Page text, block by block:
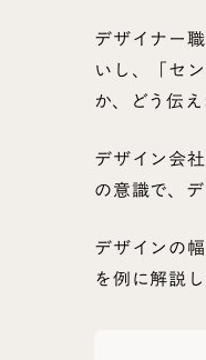
デザイナー
いし、「セ
か、どう伝
デザイン会
の意識で、
デザインの
を例に解説